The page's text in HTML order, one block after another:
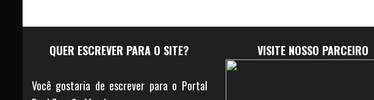
QUER ESCREVER PARA O SITE?
Você gostaria de escrever para o Portal
VISITE NOSSO PARCEIRO